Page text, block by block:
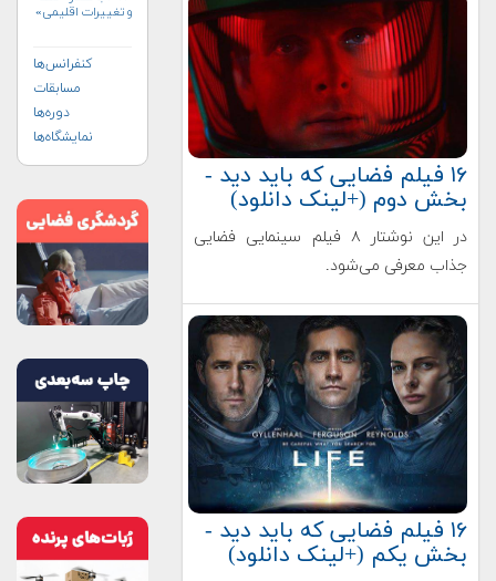
۱۶ فیلم فضایی که باید دید -
بخش دوم (+لینک دانلود)
در این نوشتار ۸ فیلم سینمایی فضایی
جذاب معرفی می‌شود.
۱۶ فیلم فضایی که باید دید -
بخش یکم (+لینک دانلود)
و تغییرات اقلیمی»
کنفرانس‌ها
مسابقات
دوره‌ها
نمایشگاه‌ها